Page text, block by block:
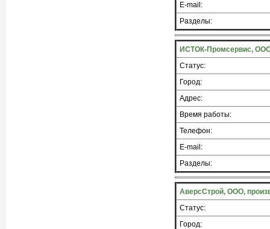
E-mail:
Разделы:
ИСТОК-Промсервис,
Статус:
Город:
Адрес:
Время работы:
Телефон:
E-mail:
Разделы:
АверсСтрой, ООО,
Статус:
Город: